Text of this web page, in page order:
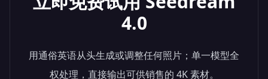
4.0
用通俗英语从头生成或调整任何照片；单一模型全
权处理，直接输出可供销售的 4K 素材。